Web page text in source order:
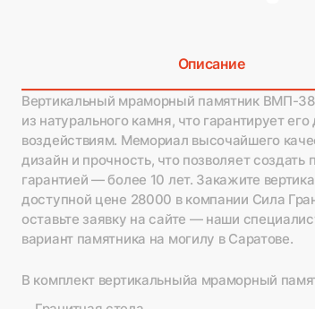
Описание
Вертикальный мраморный памятник ВМП-38
из натурального камня, что гарантирует
воздействиям. Мемориал высочайшего
дизайн и прочность, что позволяет
гарантией — более 10 лет. Закажите
доступной цене 28000 в компании Сила
оставьте заявку на сайте — наши
вариант памятника на могилу в Саратове.
В комплект вертикальныйа мраморный